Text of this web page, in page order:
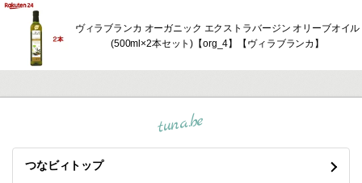
ヴィラブランカ オーガニック エクストラバージン オリーブオイル
(500ml×2本セット)【org_4】【ヴィラブランカ】
tuna.be
つなビィトップ